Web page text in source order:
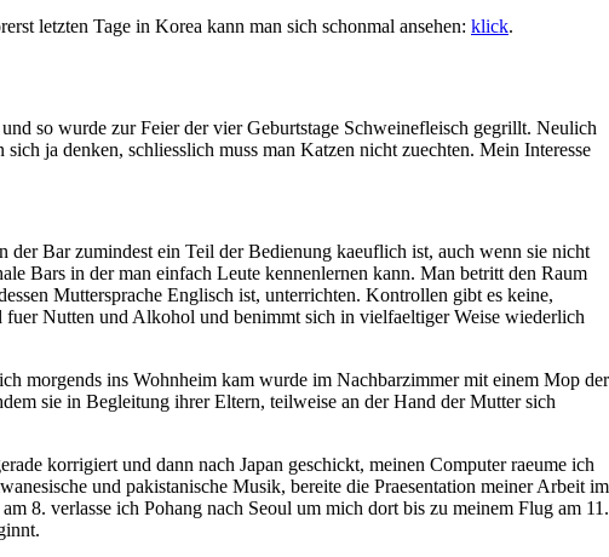
letzten Tage in Korea kann man sich schonmal ansehen: klick.
so wurde zur Feier der vier Geburtstage Schweinefleisch gegrillt. Neulich
ja denken, schliesslich muss man Katzen nicht zuechten. Mein Interesse
der Bar zumindest ein Teil der Bedienung kaeuflich ist, auch wenn sie nicht
Bars in der man einfach Leute kennenlernen kann. Man betritt den Raum
Muttersprache Englisch ist, unterrichten. Kontrollen gibt es keine,
fuer Nutten und Alkohol und benimmt sich in vielfaeltiger Weise wiederlich
morgends ins Wohnheim kam wurde im Nachbarzimmer mit einem Mop der
sie in Begleitung ihrer Eltern, teilweise an der Hand der Mutter sich
korrigiert und dann nach Japan geschickt, meinen Computer raeume ich
und pakistanische Musik, bereite die Praesentation meiner Arbeit im
8. verlasse ich Pohang nach Seoul um mich dort bis zu meinem Flug am 11.